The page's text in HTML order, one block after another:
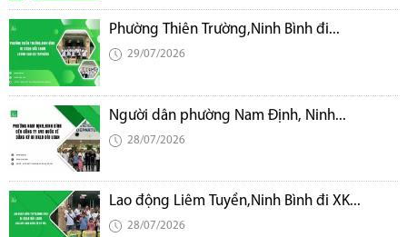
Phường Thiên Trường,Ninh Bình đi...
29/07/2026
Người dân phường Nam Định, Ninh...
28/07/2026
Lao động Liêm Tuyền,Ninh Bình đi XK...
28/07/2026